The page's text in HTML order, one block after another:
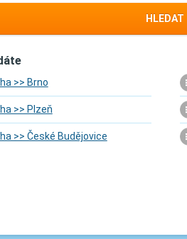
HLEDAT
>> Brno
>> Plzeň
>> České Budějovice